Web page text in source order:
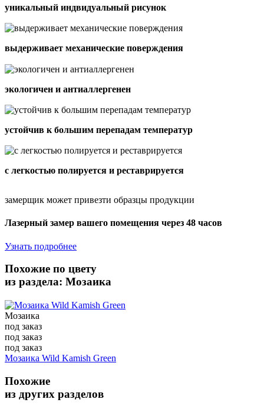
уникальный индвидуальный рисунок
выдерживает механические поверждения
экологичен и антиаллергенен
устойчив к большим перепадам температур
с легкостью полируется и реставрируется
замерщик может привезти образцы продукции
Лазерный замер вашего помещения через 48 часов
Узнать подробнее
Похожие по цвету
из раздела: Мозаика
Мозаика
под заказ
под заказ
под заказ
Мозаика Wild Kamish Green
Похожие
из других разделов